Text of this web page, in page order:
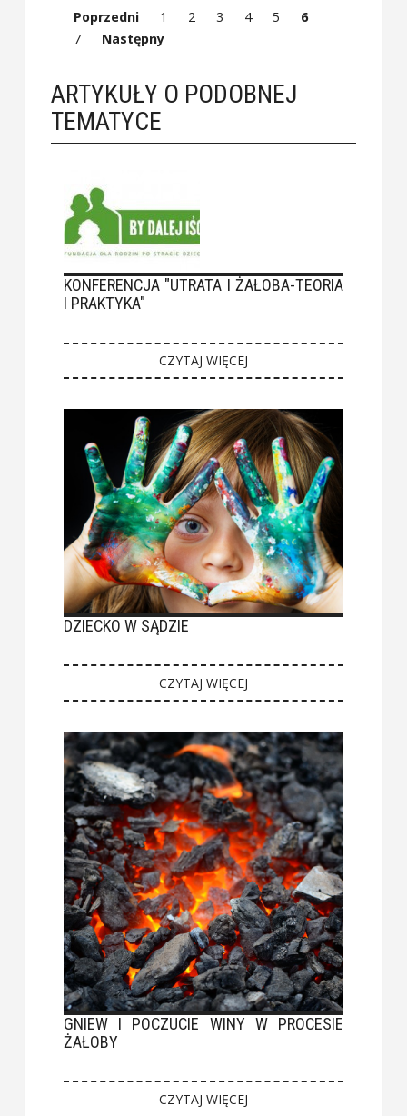
Poprzedni 1 2 3 4 5
6
7
Następny
ARTYKUŁY O PODOBNEJ
TEMATYCE
KONFERENCJA "UTRATA I ŻAŁOBA-TEORIA
I PRAKTYKA"
CZYTAJ WIĘCEJ
DZIECKO W SĄDZIE
CZYTAJ WIĘCEJ
GNIEW I POCZUCIE WINY W PROCESIE
ŻAŁOBY
CZYTAJ WIĘCEJ